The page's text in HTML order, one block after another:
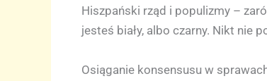
Hiszpański rząd i populizmy –
jesteś biały, albo czarny. Nikt nie
Osiąganie konsensusu w